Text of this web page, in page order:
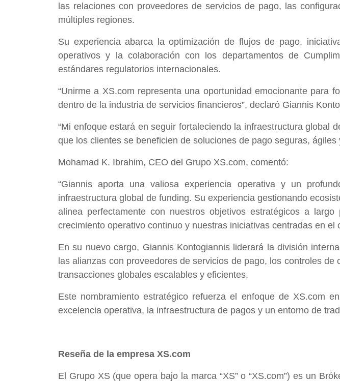
las relaciones con proveedores de servicios de pago, las
múltiples regiones.
Su experiencia abarca la optimización de flujos de pago,
operativos y la colaboración con los departamentos de
estándares regulatorios internacionales.
“Unirme a XS.com representa una oportunidad emocionante para
dentro de la industria de servicios financieros”, declaró Giannis
“Mi enfoque estará en seguir fortaleciendo la infraestructura global
que los clientes se beneficien de soluciones de pago seguras,
Mohamad K. Ibrahim, CEO del Grupo XS.com, comentó:
“Giannis aporta una valiosa experiencia operativa y un
infraestructura global de funding. Su experiencia gestionando
alinea perfectamente con nuestros objetivos estratégicos a
crecimiento operativo continuo y nuestras iniciativas centradas en el
En su nuevo cargo, Giannis Kontogiannis liderará la división
las alianzas con proveedores de servicios de pago, los controles
transacciones globales escalables y eficientes.
Este nombramiento estratégico refuerza el enfoque de XS.com
excelencia operativa, la infraestructura de pagos y un entorno de
Reseña de la empresa XS.com
El Grupo XS (que opera bajo la marca “XS” o “XS.com”) es un